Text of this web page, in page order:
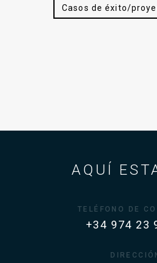
Casos de éxito/
AQUÍ
TELÉFONO DE
+34 974 23